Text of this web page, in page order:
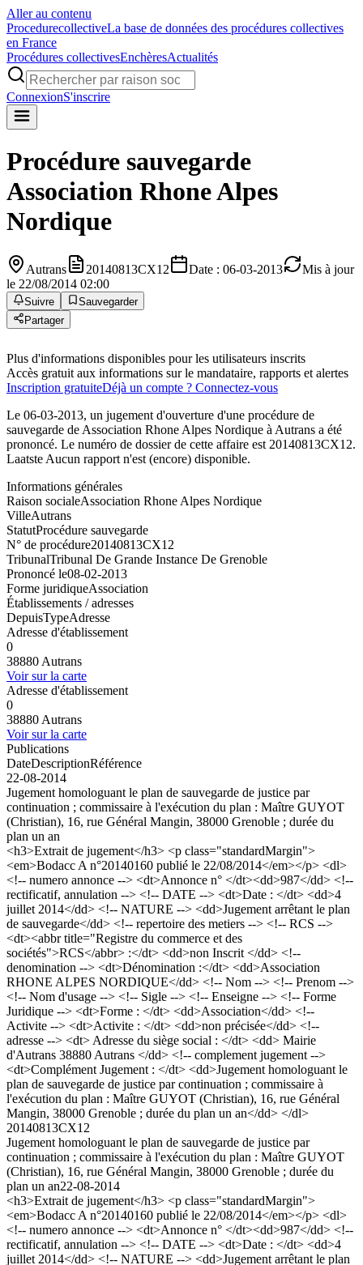
Aller au contenu
ProcedurecollectiveLa base de données des procédures collectives
en France
Procédures collectivesEnchèresActualités
ConnexionS'inscrire
Procédure sauvegarde
Association Rhone Alpes
Nordique
Autrans 20140813CX12 Date : 06-03-2013
Mis à jour
le 22/08/2014 02:00
Suivre
Sauvegarder
Partager
Plus d'informations disponibles pour les utilisateurs inscrits
Accès gratuit aux informations sur le mandataire, rapports et alertes
Inscription gratuiteDéjà un compte ? Connectez-vous
Le 06-03-2013, un jugement d'ouverture d'une procédure de
sauvegarde de Association Rhone Alpes Nordique à Autrans a été
prononcé. Le numéro de dossier de cette affaire est 20140813CX12.
Laatste Aucun rapport n'est (encore) disponible.
Informations générales
Raison socialeAssociation Rhone Alpes Nordique
VilleAutrans
StatutProcédure sauvegarde
N° de procédure20140813CX12
TribunalTribunal De Grande Instance De Grenoble
Prononcé le08-02-2013
Forme juridiqueAssociation
Établissements / adresses
DepuisTypeAdresse
Adresse d'établissement
0
38880 Autrans
Voir sur la carte
Adresse d'établissement
0
38880 Autrans
Voir sur la carte
Publications
DateDescriptionRéférence
22-08-2014
Jugement homologuant le plan de sauvegarde de justice par
continuation ; commissaire à l'exécution du plan : Maître GUYOT
(Christian), 16, rue Général Mangin, 38000 Grenoble ; durée du
plan un an
<h3>Extrait de jugement</h3> <p class="standardMargin">
<em>Bodacc A n°20140160 publié le 22/08/2014</em></p> <dl>
<!-- numero annonce --> <dt>Annonce n° </dt><dd>987</dd> <!--
rectificatif, annulation --> <!-- DATE --> <dt>Date : </dt> <dd>4
juillet 2014</dd> <!-- NATURE --> <dd>Jugement arrêtant le plan
de sauvegarde</dd> <!-- repertoire des metiers --> <!-- RCS -->
<dt><abbr title="Registre du commerce et des
sociétés">RCS</abbr> :</dt> <dd>non Inscrit </dd> <!--
denomination --> <dt>Dénomination :</dt> <dd>Association
RHONE ALPES NORDIQUE</dd> <!-- Nom --> <!-- Prenom -->
<!-- Nom d'usage --> <!-- Sigle --> <!-- Enseigne --> <!-- Forme
Juridique --> <dt>Forme : </dt> <dd>Association</dd> <!--
Activite --> <dt>Activite : </dt> <dd>non précisée</dd> <!--
adresse --> <dt> Adresse du siège social : </dt> <dd> Mairie
d'Autrans 38880 Autrans </dd> <!-- complement jugement -->
<dt>Complément Jugement : </dt> <dd>Jugement homologuant le
plan de sauvegarde de justice par continuation ; commissaire à
l'exécution du plan : Maître GUYOT (Christian), 16, rue Général
Mangin, 38000 Grenoble ; durée du plan un an</dd> </dl>
20140813CX12
Jugement homologuant le plan de sauvegarde de justice par
continuation ; commissaire à l'exécution du plan : Maître GUYOT
(Christian), 16, rue Général Mangin, 38000 Grenoble ; durée du
plan un an22-08-2014
<h3>Extrait de jugement</h3> <p class="standardMargin">
<em>Bodacc A n°20140160 publié le 22/08/2014</em></p> <dl>
<!-- numero annonce --> <dt>Annonce n° </dt><dd>987</dd> <!--
rectificatif, annulation --> <!-- DATE --> <dt>Date : </dt> <dd>4
juillet 2014</dd> <!-- NATURE --> <dd>Jugement arrêtant le plan